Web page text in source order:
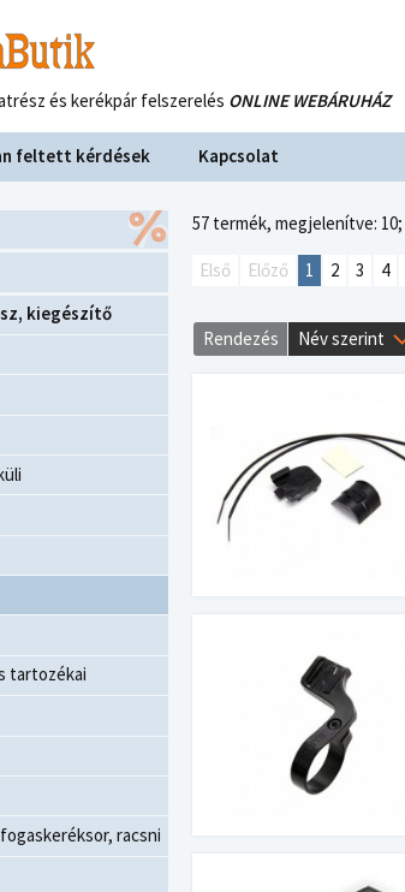
és kerékpár felszerelés ONLINE WEBÁRUHÁZ
feltett kérdések Kapcsolat
kiegészítő
tartozékai
racsni
57 termék, megjelenítve: 10;
Első Előző 1 2 3 4
Rendezés Név szerint